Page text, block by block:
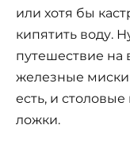
или хотя бы
кипятить воду.
путешествие
железные миски
есть, и
ложки.